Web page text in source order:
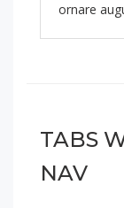
ornare
TABS
NAV